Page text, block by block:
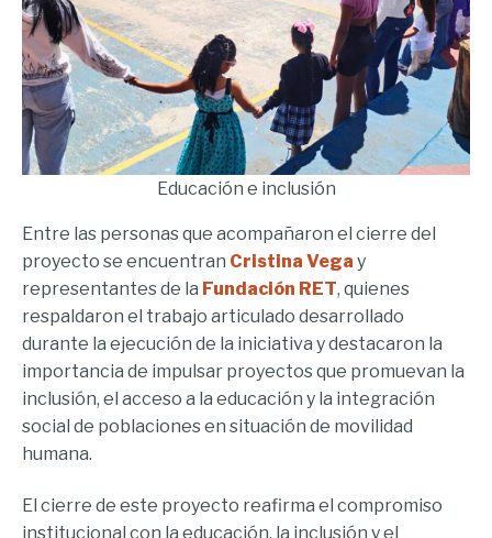
Educación e inclusión
Entre las personas que acompañaron el cierre del
proyecto se encuentran Cristina Vega y
representantes de la Fundación RET, quienes
respaldaron el trabajo articulado desarrollado
durante la ejecución de la iniciativa y destacaron la
importancia de impulsar proyectos que promuevan la
inclusión, el acceso a la educación y la integración
social de poblaciones en situación de movilidad
humana.
El cierre de este proyecto reafirma el compromiso
institucional con la educación, la inclusión y el